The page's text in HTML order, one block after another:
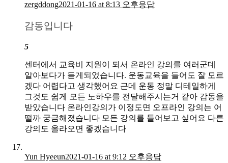
zergddong2021-01-16 at 8:13 오후응답
감동입니다
5
센터에서 교육비 지원이 되서 온라인 강의를 여러군데
알아보다가 듣게되었습니다. 운동교육을 들어도 잘 모르
겠다 어렵다고 생각했어요 근데 운동 정말 디테일하게
그것도 쉽게 모든 노하우를 전달해주시는거 같아 감동을
받았습니다 온라인강의가 이정도면 오프라인 강의는 어
떨까 궁금해졌습니다 모든 강의를 들어보고 싶어요 다른
강의도 올라오면 좋겠습니다
Yun Hyeeun2021-01-16 at 9:12 오후응답